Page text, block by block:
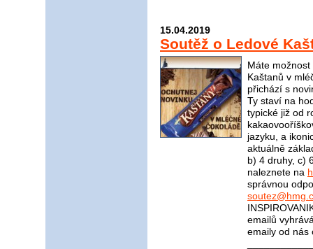
15.04.2019
Soutěž o Ledové
Máte
Kaštanů v
přichází s
Ty staví na
typické již od
jazyku, a
aktuálně
b) 4 druhy, c)
naleznete na
správnou
emailů
emaily od nás